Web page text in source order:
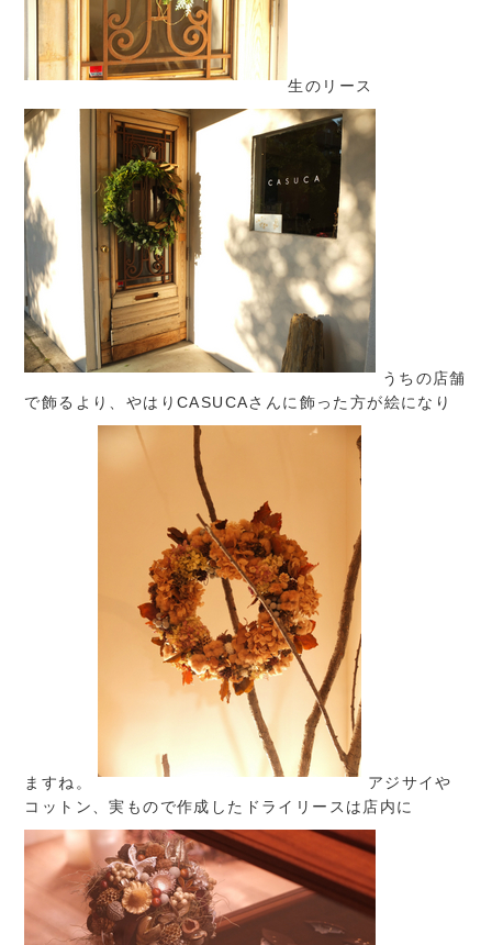
生のリース
うちの店舗
で飾るより、やはりCASUCAさんに飾った方が絵になり
ますね。
アジサイや
コットン、実もので作成したドライリースは店内に